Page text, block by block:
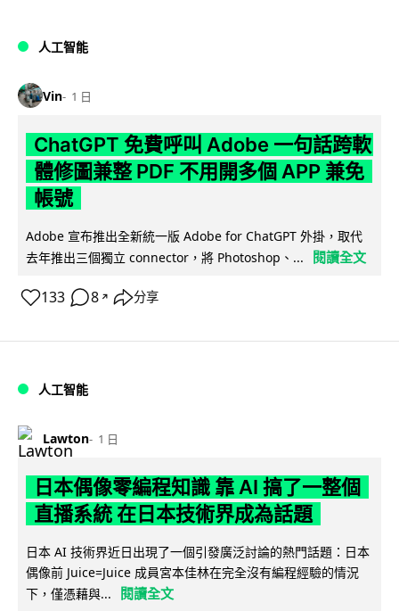
人工智能
Vin 1 日
ChatGPT 免費呼叫 Adobe 一句話跨軟
體修圖兼整 PDF 不用開多個 APP 兼免
帳號
Adobe 宣布推出全新統一版 Adobe for ChatGPT 外掛，取代
去年推出三個獨立 connector，將 Photoshop、...
閱讀全文
133 8 ↗ 分享
人工智能
Lawton 1 日
日本偶像零編程知識 靠 AI 搞了一整個
直播系統 在日本技術界成為話題
日本 AI 技術界近日出現了一個引發廣泛討論的熱門話題：日本
偶像前 Juice=Juice 成員宮本佳林在完全沒有編程經驗的情況
下，僅憑藉與...
閱讀全文